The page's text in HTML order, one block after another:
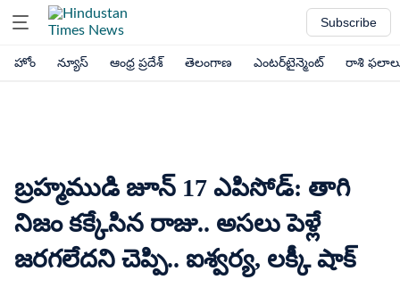
Subscribe
హోం న్యూస్ ఆంధ్ర ప్రదేశ్ తెలంగాణ ఎంటర్‌టైన్మెంట్ రాశి
బ్రహ్మముడి జూన్ 17 ఎపిసోడ్: తాగి
నిజం కక్కేసిన రాజు.. అసలు పెళ్లే
జరగలేదని చెప్పి.. ఐశ్వర్య, లక్కీ షాక్